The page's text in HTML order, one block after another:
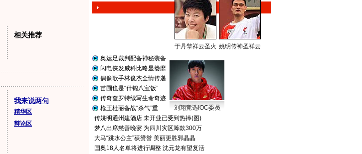
相关推荐
我来说两句
精华区
辩论区
于丹擎祥云圣火 姚明传神圣祥云
奥运足裁判配备神秘装备
闪电侠发威科比略显萎靡
偶像歌手林俊杰全情传递
苗圃也是“什锦八宝饭”
传奇奎罗特续写生命奇迹
枪王杜丽备战“杀气”重
刘翔竞选IOC委员
传姚明通州建酒店 未开业已受到热捧(图)
梦八出席慈善晚宴 为四川灾区筹款300万
大马“跳水公主”获赞誉 美丽更胜郭晶晶
国奥18人名单将进行调整 沈元龙有望复活